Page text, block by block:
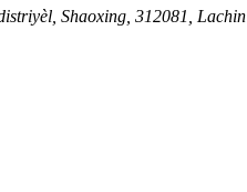
Shaoxing, 312081, Lachin